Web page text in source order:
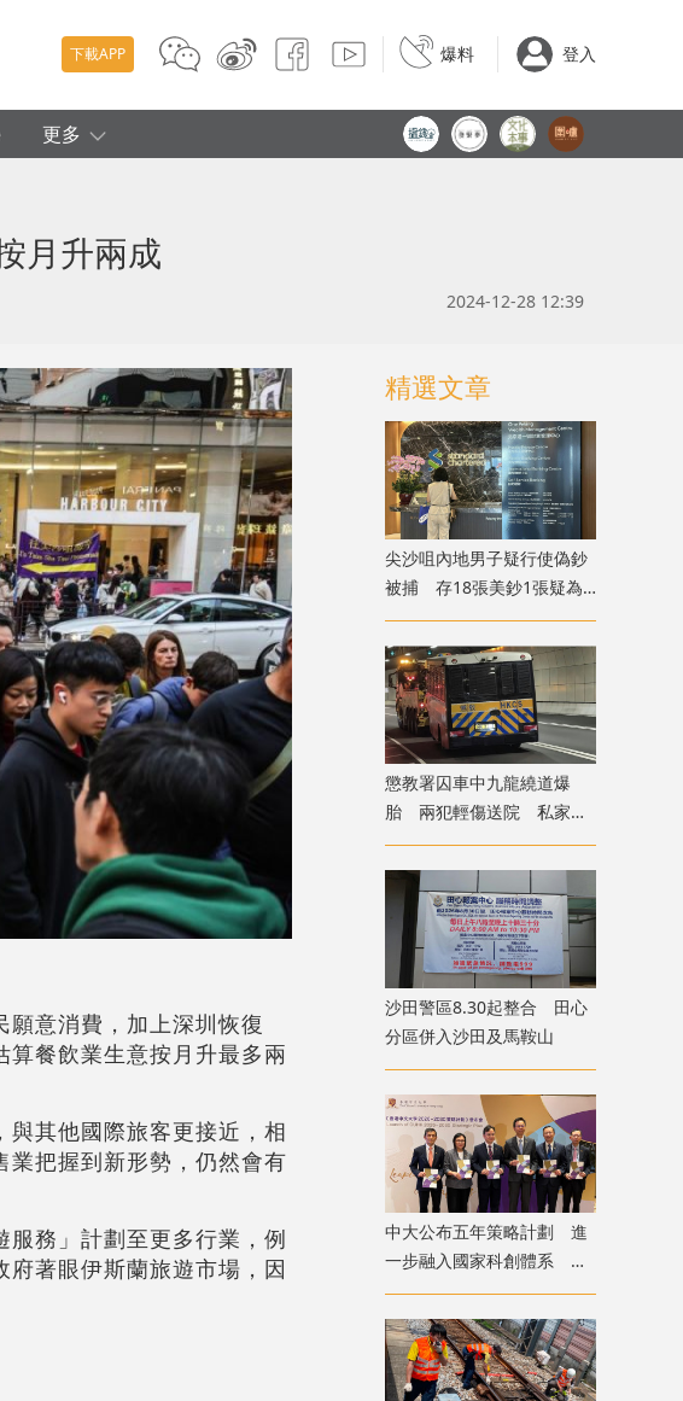
下載APP 爆料 登入
更多
月升兩成
2024-12-28 12:39
意消費，加上深圳恢復
算餐飲業生意按月升最多兩
其他國際旅客更接近，相
把握到新形勢，仍然會有
務」計劃至更多行業，例
著眼伊斯蘭旅遊市場，因
精選文章
尖沙咀內地男子疑行使偽鈔
被捕 存18張美鈔1張疑為
假
懲教署囚車中九龍繞道爆
胎 兩犯輕傷送院 私家車
疑遭殃及泵把損毀
沙田警區8.30起整合 田心
分區併入沙田及馬鞍山
中大公布五年策略計劃 進
一步融入國家科創體系 將
設研究生書院